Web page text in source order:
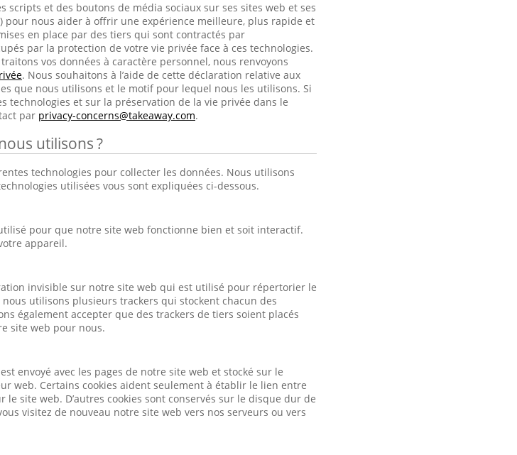
scripts et des boutons de média sociaux sur ses sites web et ses
pour nous aider à offrir une expérience meilleure, plus rapide et
en place par des tiers qui sont contractés par
par la protection de votre vie privée face à ces technologies.
vos données à caractère personnel, nous renvoyons
. Nous souhaitons à l’aide de cette déclaration relative aux
que nous utilisons et le motif pour lequel nous les utilisons. Si
technologies et sur la préservation de la vie privée dans le
par privacy-concerns@takeaway.com.
utilisons ?
technologies pour collecter les données. Nous utilisons
utilisées vous sont expliquées ci-dessous.
pour que notre site web fonctionne bien et soit interactif.
appareil.
invisible sur notre site web qui est utilisé pour répertorier le
utilisons plusieurs trackers qui stockent chacun des
également accepter que des trackers de tiers soient placés
site web pour nous.
envoyé avec les pages de notre site web et stocké sur le
web. Certains cookies aident seulement à établir le lien entre
site web. D’autres cookies sont conservés sur le disque dur de
visitez de nouveau notre site web vers nos serveurs ou vers